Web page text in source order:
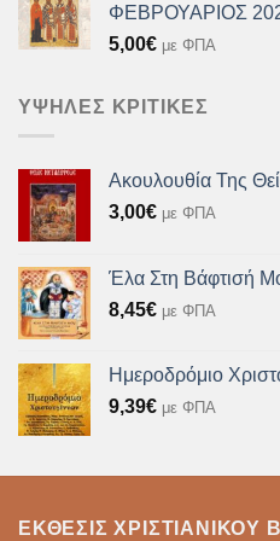
ΦΕΒΡΟΥΑΡΙΟΣ
5,00€ με ΦΠΑ
ΥΨΗΛΈΣ ΚΡΙΤΙΚΈΣ
Ακουλουθία Της
3,00€ με ΦΠΑ
Έλα Στη Βάφτισή
8,45€ με ΦΠΑ
Ημεροδρόμιο
9,39€ με ΦΠΑ
ΈΚΘΕΣΙΣ ΧΡΙΣΤΙΑΝΙΚΟΎ